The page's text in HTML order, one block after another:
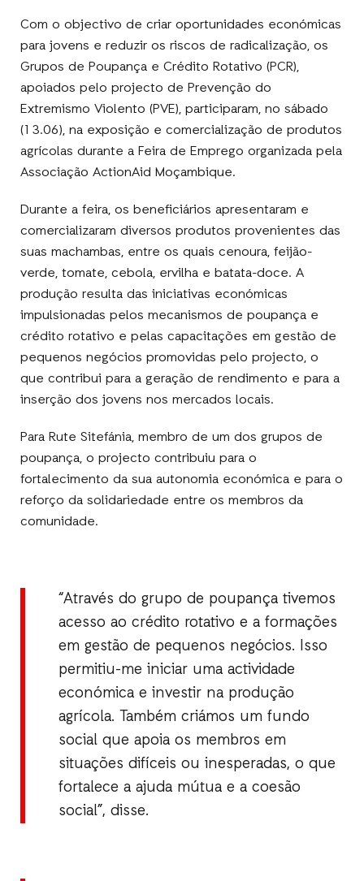
Com o objectivo de criar oportunidades económicas
para jovens e reduzir os riscos de radicalização, os
Grupos de Poupança e Crédito Rotativo (PCR),
apoiados pelo projecto de Prevenção do
Extremismo Violento (PVE), participaram, no sábado
(13.06), na exposição e comercialização de produtos
agrícolas durante a Feira de Emprego organizada pela
Associação ActionAid Moçambique.
Durante a feira, os beneficiários apresentaram e
comercializaram diversos produtos provenientes das
suas machambas, entre os quais cenoura, feijão-
verde, tomate, cebola, ervilha e batata-doce. A
produção resulta das iniciativas económicas
impulsionadas pelos mecanismos de poupança e
crédito rotativo e pelas capacitações em gestão de
pequenos negócios promovidas pelo projecto, o
que contribui para a geração de rendimento e para a
inserção dos jovens nos mercados locais.
Para Rute Sitefánia, membro de um dos grupos de
poupança, o projecto contribuiu para o
fortalecimento da sua autonomia económica e para o
reforço da solidariedade entre os membros da
comunidade.
“Através do grupo de poupança tivemos
acesso ao crédito rotativo e a formações
em gestão de pequenos negócios. Isso
permitiu-me iniciar uma actividade
económica e investir na produção
agrícola. Também criámos um fundo
social que apoia os membros em
situações difíceis ou inesperadas, o que
fortalece a ajuda mútua e a coesão
social”, disse.